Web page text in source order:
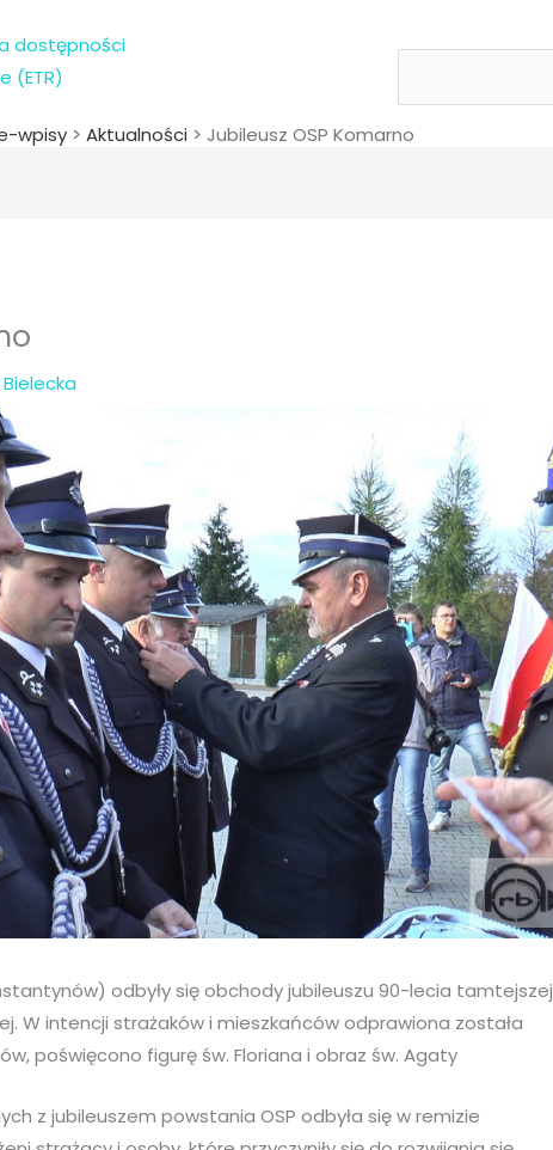
dostępności
(ETR)
wpisy > Aktualności > Jubileusz OSP Komarno
odbyły się obchody jubileuszu 90-lecia tamtejszej
W intencji strażaków i mieszkańców odprawiona została
poświęcono figurę św. Floriana i obraz św. Agaty
z jubileuszem powstania OSP odbyła się w remizie